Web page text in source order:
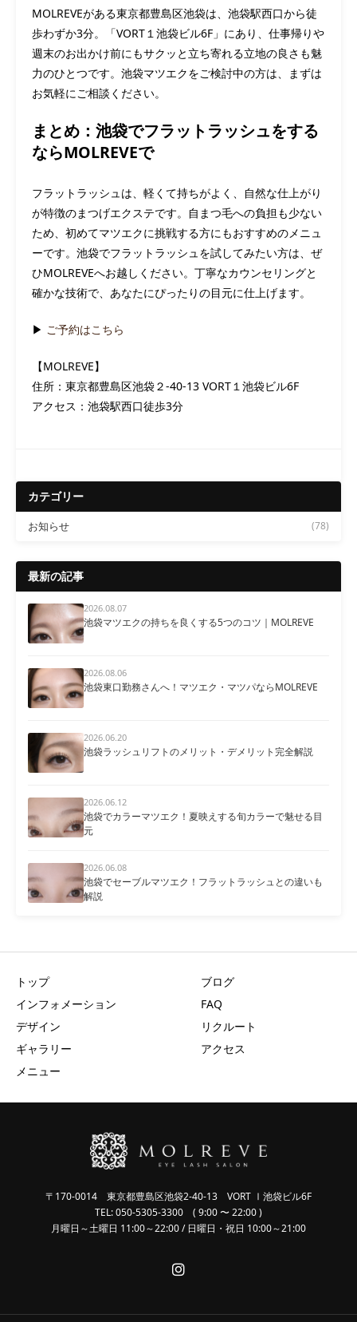
MOLREVEがある東京都豊島区池袋は、池袋駅西口から徒
歩わずか3分。「VORT１池袋ビル6F」にあり、仕事帰りや
週末のお出かけ前にもサクッと立ち寄れる立地の良さも魅
力のひとつです。池袋マツエクをご検討中の方は、まずは
お気軽にご相談ください。
まとめ：池袋でフラットラッシュをする
ならMOLREVEで
フラットラッシュは、軽くて持ちがよく、自然な仕上がり
が特徴のまつげエクステです。自まつ毛への負担も少ない
ため、初めてマツエクに挑戦する方にもおすすめのメニュ
ーです。池袋でフラットラッシュを試してみたい方は、ぜ
ひMOLREVEへお越しください。丁寧なカウンセリングと
確かな技術で、あなたにぴったりの目元に仕上げます。
▶ ご予約はこちら
【MOLREVE】
住所：東京都豊島区池袋２-40-13 VORT１池袋ビル6F
アクセス：池袋駅西口徒歩3分
カテゴリー
お知らせ (78)
最新の記事
2026.08.07
池袋マツエクの持ちを良くする5つのコツ｜MOLREVE
2026.08.06
池袋東口勤務さんへ！マツエク・マツパならMOLREVE
2026.06.20
池袋ラッシュリフトのメリット・デメリット完全解説
2026.06.12
池袋でカラーマツエク！夏映えする旬カラーで魅せる目
元
2026.06.08
池袋でセーブルマツエク！フラットラッシュとの違いも
解説
トップ
インフォメーション
デザイン
ギャラリー
メニュー
ブログ
FAQ
リクルート
アクセス
〒170-0014 東京都豊島区池袋2-40-13 VORT Ⅰ池袋ビル6F
TEL: 050-5305-3300 ( 9:00 〜 22:00 )
月曜日～土曜日 11:00～22:00 / 日曜日・祝日 10:00～21:00